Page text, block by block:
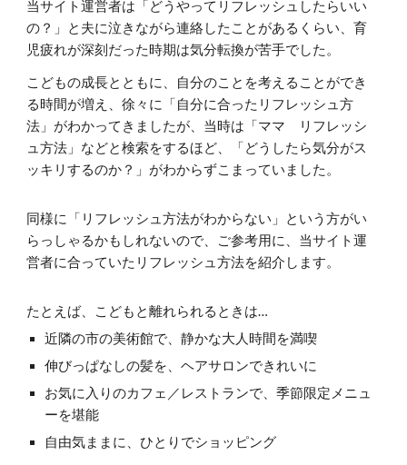
当サイト運営者は「どうやってリフレッシュしたらいい
の？」と夫に泣きながら連絡したことがあるくらい、育
児疲れが深刻だった時期は気分転換が苦手でした。
こどもの成長とともに、自分のことを考えることができ
る時間が増え、徐々に「自分に合ったリフレッシュ方
法」がわかってきましたが、当時は「ママ リフレッシ
ュ方法」などと検索をするほど、「どうしたら気分がス
ッキリするのか？」がわからずこまっていました。
同様に「リフレッシュ方法がわからない」という方がい
らっしゃるかもしれないので、ご参考用に、当サイト運
営者に合っていたリフレッシュ方法を紹介します。
たとえば、こどもと離れられるときは…
近隣の市の美術館で、静かな大人時間を満喫
伸びっぱなしの髪を、ヘアサロンできれいに
お気に入りのカフェ／レストランで、季節限定メニュ
ーを堪能
自由気ままに、ひとりでショッピング